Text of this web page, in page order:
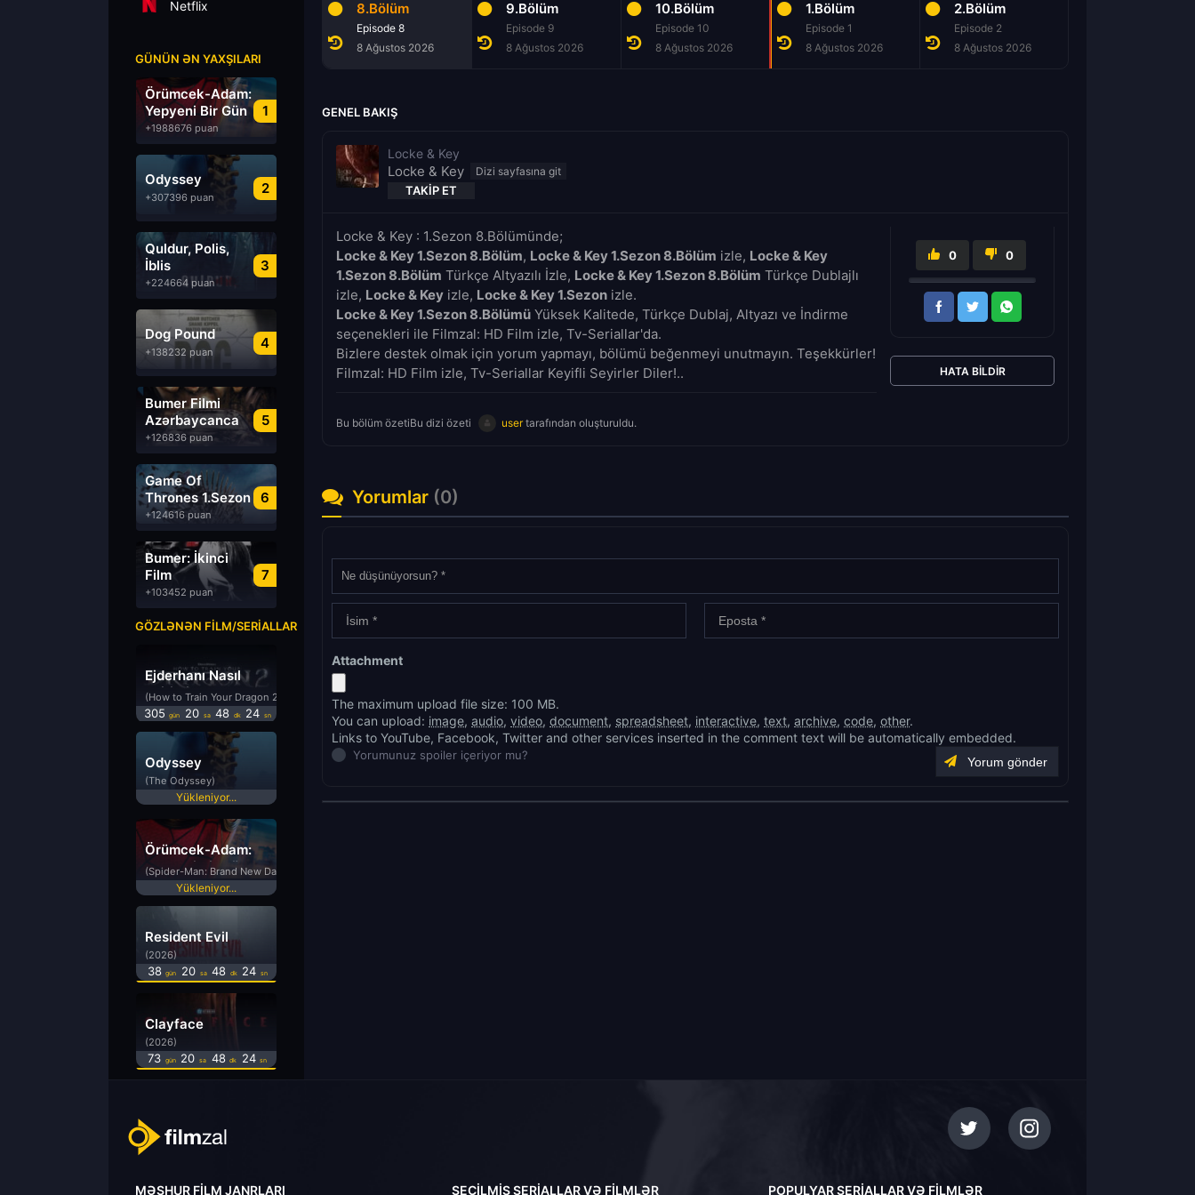
Netflix
GÜNÜN ƏN YAXŞILARI
1
Örümcek-Adam:
Yepyeni Bir Gün
+1988676 puan
2
Odyssey
+307396 puan
3
Quldur, Polis,
İblis
+224664 puan
4
Dog Pound
+138232 puan
5
Bumer Filmi
Azərbaycanca
Dublyaj izle
+126836 puan
6
Game Of
Thrones 1.Sezon
Türkçe Dublaj
izle
+124616 puan
7
Bumer: İkinci
Film
Azərbaycanca
Dublyaj izle
+103452 puan
GÖZLƏNƏN FILM/SERIALLAR
Ejderhanı Nasıl
Eğitirsin 2
(How to Train Your Dragon 2)
305 gün 20 sa 48 dk 24 sn
Odyssey
(The Odyssey)
Yükleniyor...
Örümcek-Adam:
Yepyeni Bir Gün
(Spider-Man: Brand New Day)
Yükleniyor...
Resident Evil
(2026)
38 gün 20 sa 48 dk 24 sn
Clayface
(2026)
73 gün 20 sa 48 dk 24 sn
8.Bölüm
Episode 8
8 Ağustos 2026
9.Bölüm
Episode 9
8 Ağustos 2026
10.Bölüm
Episode 10
8 Ağustos 2026
1.Bölüm
Episode 1
8 Ağustos 2026
2.Bölüm
Episode 2
8 Ağustos 2026
GENEL BAKIŞ
Locke & Key
Locke & Key
TAKIP ET
Locke & Key : 1.Sezon 8.Bölümünde;
Locke & Key 1.Sezon 8.Bölüm, Locke & Key 1.Sezon 8.Bölüm izle, Locke & Key
1.Sezon 8.Bölüm Türkçe Altyazılı İzle, Locke & Key 1.Sezon 8.Bölüm Türkçe Dublajlı
izle, Locke & Key izle, Locke & Key 1.Sezon izle.
Locke & Key 1.Sezon 8.Bölümü Yüksek Kalitede, Türkçe Dublaj, Altyazı ve İndirme
seçenekleri ile Filmzal: HD Film izle, Tv-Seriallar'da.
Bizlere destek olmak için yorum yapmayı, bölümü beğenmeyi unutmayın. Teşekkürler!
Filmzal: HD Film izle, Tv-Seriallar Keyifli Seyirler Diler!..
Bu bölüm özetiBu dizi özeti usertarafından oluşturuldu.
0 0
HATA BILDIR
Yorumlar (0)
Attachment
The maximum upload file size: 100 MB.
You can upload: image, audio, video, document, spreadsheet, interactive, text, archive, code, other.
Links to YouTube, Facebook, Twitter and other services inserted in the comment text will be automatically embedded.
Yorumunuz spoiler içeriyor mu?
MƏŞHUR FILM JANRLARI SEÇILMIŞ SERIALLAR VƏ FILMLƏR POPULYAR SERIALLAR VƏ FILMLƏR